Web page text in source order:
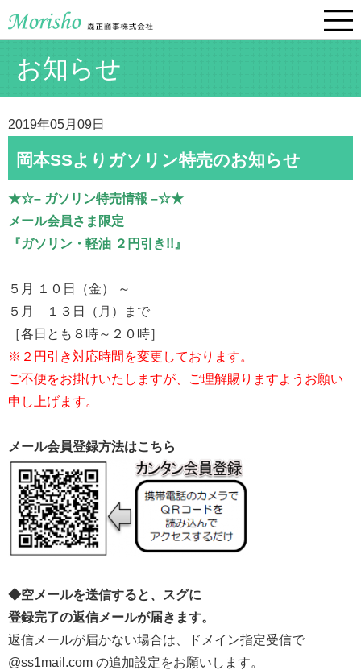
お知らせ
2019年05月09日
岡本SSよりガソリン特売のお知らせ
★☆– ガソリン特売情報 –☆★
メール会員さま限定
『ガソリン・軽油 ２円引き!!』
５月 １０日（金） ～
５月 １３日（月）まで
［各日とも８時～２０時］
※２円引き対応時間を変更しております。
ご不便をお掛けいたしますが、ご理解賜りますようお願い
申し上げます。
メール会員登録方法はこちら
◆空メールを送信すると、スグに
登録完了の返信メールが届きます。
返信メールが届かない場合は、ドメイン指定受信で
@ss1mail.com の追加設定をお願いします。